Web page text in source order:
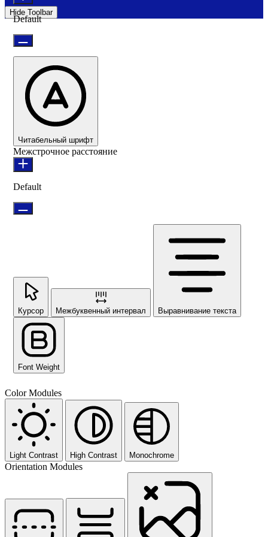
Hide Toolbar
Default
Читабельный шрифт
Межстрочное расстояние
Default
Курсор Межбуквенный интервал Выравнивание текста
Font Weight
Color Modules
Light Contrast High Contrast Monochrome
Orientation Modules